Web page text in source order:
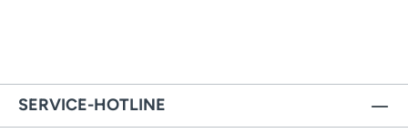
SERVICE-HOTLINE